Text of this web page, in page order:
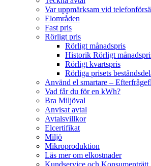
Var uppmärksam vid
Elområden
Fast pris
Rörligt pris
Rörligt månadspris
Historik Rörligt
Rörligt kvartspris
Rörliga prisets
Använd el smartare –
Vad får du för en kWh?
Bra Miljöval
Anvisat avtal
Avtalsvillkor
Elcertifikat
Miljö
Mikroproduktion
Läs mer om elkostnader
Kundservice och Konsumenträtt